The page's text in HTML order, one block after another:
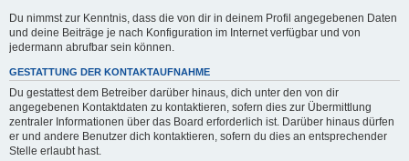
Du nimmst zur Kenntnis, dass die von dir in deinem Profil angegebenen Daten
und deine Beiträge je nach Konfiguration im Internet verfügbar und von
jedermann abrufbar sein können.
GESTATTUNG DER KONTAKTAUFNAHME
Du gestattest dem Betreiber darüber hinaus, dich unter den von dir
angegebenen Kontaktdaten zu kontaktieren, sofern dies zur Übermittlung
zentraler Informationen über das Board erforderlich ist. Darüber hinaus dürfen
er und andere Benutzer dich kontaktieren, sofern du dies an entsprechender
Stelle erlaubt hast.